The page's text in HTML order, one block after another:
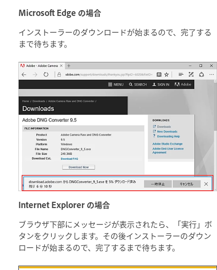
Microsoft Edge の場合
インストーラーのダウンロードが始まるので、完了する
まで待ちます。
Internet Explorer の場合
ブラウザ下部にメッセージが表示されたら、「実行」ボ
タンをクリックします。その後インストーラーのダウン
ロードが始まるので、完了するまで待ちます。